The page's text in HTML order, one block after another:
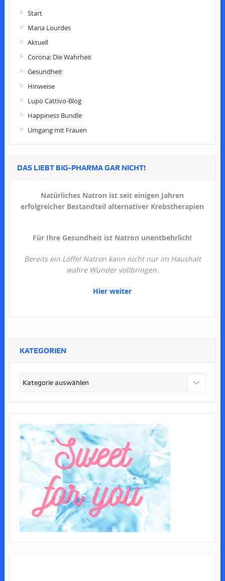
Start
Maria Lourdes
Aktuell
Corona: Die Wahrheit
Gesundheit
Hinweise
Lupo Cattivo-Blog
Happiness Bundle
Umgang mit Frauen
DAS LIEBT BIG-PHARMA GAR NICHT!
Natürliches Natron ist seit einigen Jahren
erfolgreicher Bestandteil alternativer Krebstherapien
Für Ihre Gesundheit ist Natron unentbehrlich!
Bereits ein Löffel Natron kann nicht nur im Haushalt
wahre Wunder vollbringen.
Hier weiter
KATEGORIEN